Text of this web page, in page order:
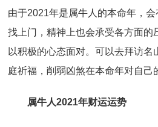
由于2021年是属牛人的本命年，
找上门，精神上也会承受各方面的
以积极的心态面对。可以去拜访名
庭祈福，削弱凶煞在本命年对自己
属牛人2021年财运运势